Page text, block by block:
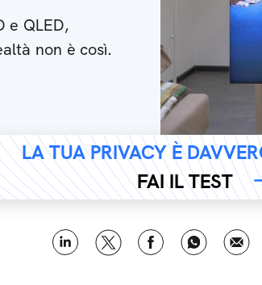
e QLED,
non è così.
LA TUA PRIVACY È
FAI IL TEST